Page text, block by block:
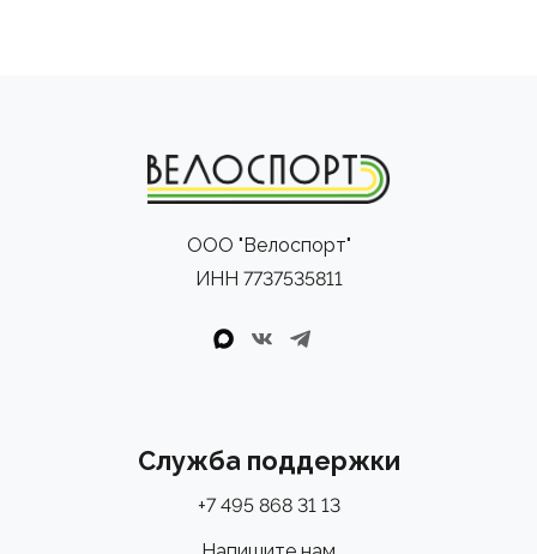
ООО "Велоспорт"
ИНН 7737535811
Служба поддержки
+7 495 868 31 13